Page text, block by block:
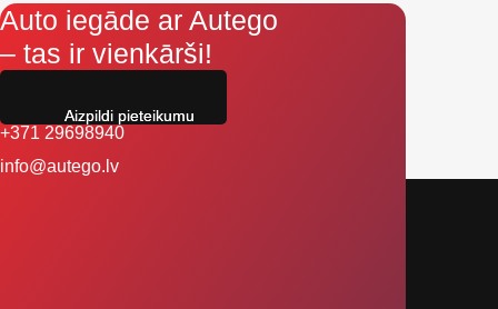
Auto iegāde ar Autego
– tas ir vienkārši!
+371 29698940
info@autego.lv